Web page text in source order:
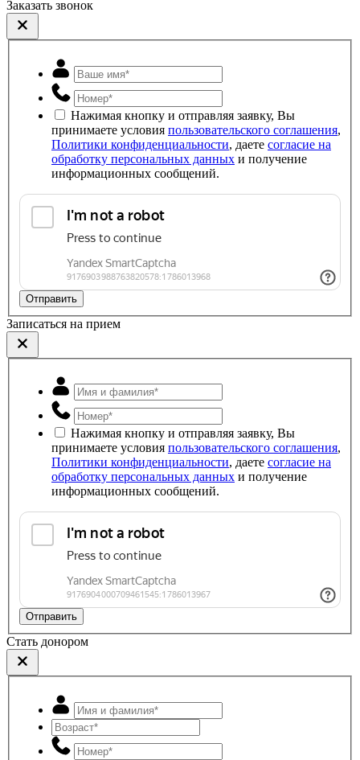
Заказать звонок
Нажимая кнопку и отправляя заявку, Вы
принимаете условия пользовательского соглашения,
Политики конфиденциальности, даете согласие на
обработку персональных данных и получение
информационных сообщений.
Отправить
Записаться на прием
Нажимая кнопку и отправляя заявку, Вы
принимаете условия пользовательского соглашения,
Политики конфиденциальности, даете согласие на
обработку персональных данных и получение
информационных сообщений.
Отправить
Стать донором